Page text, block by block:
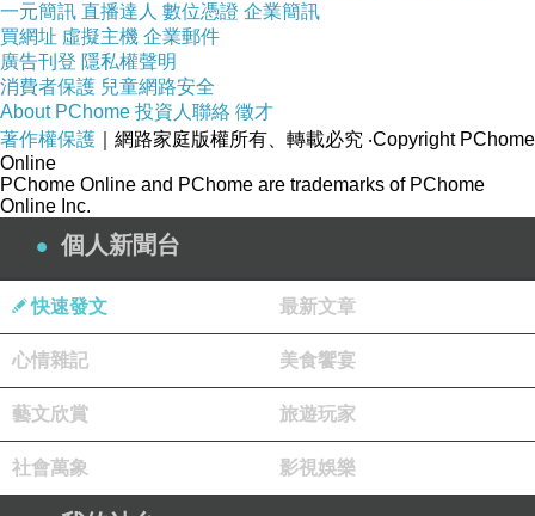
▲施振榮讚同年改
康玉攝）
記者周康玉／台北報導
年金改革方案出爐！副總統陳建仁宣布，公教人
員18%優惠存款6年後歸零、勞保費率由9.5%逐
一元簡訊 直播達人 數位憑證 企業簡訊
買網址 虛擬主機 企業郵件
廣告刊登 隱私權聲明
消費者保護 兒童網路安全
About PChome 投資人聯絡 徵才
著作權保護 ｜網路家庭版權所有、轉載必究 ‧Copyright PChome
Online
PChome Online and PChome are trademarks of PChome
Online Inc.
個人新聞台
快速發文 最新文章
心情雜記 美食饗宴
藝文欣賞 旅遊玩家
社會萬象 影視娛樂